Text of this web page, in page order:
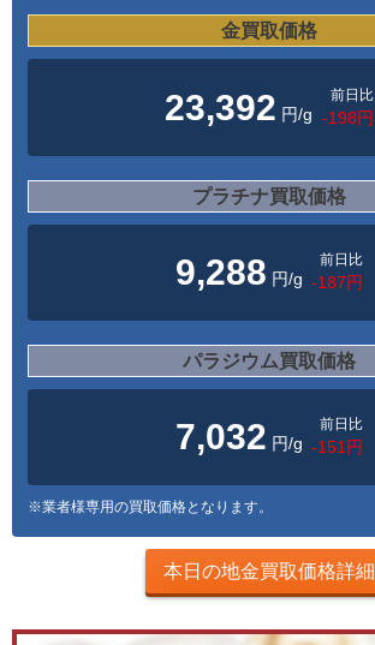
金買取価格
23,392 円/g
前日比
-198円
プラチナ買取価格
9,288 円/g
前日比
-187円
パラジウム買取価格
7,032 円/g
前日比
-151円
※業者様専用の買取価格となります。
本日の地金買取価格詳細